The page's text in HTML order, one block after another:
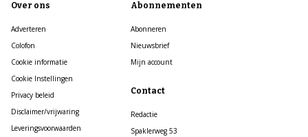
Over ons
Adverteren
Colofon
Cookie informatie
Cookie Instellingen
Privacy beleid
Disclaimer/vrijwaring
Leveringsvoorwaarden
Abonnementen
Abonneren
Nieuwsbrief
Mijn account
Contact
Redactie
Spaklerweg 53